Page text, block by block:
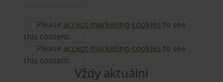
Please accept marketing-cookies to see
this content.
Please accept marketing-cookies to see
this content.
Vždy aktuální